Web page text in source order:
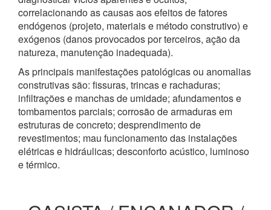
correlacionando as causas aos efeitos de fatores
endógenos (projeto, materiais e método construtivo) e
exógenos (danos provocados por terceiros, ação da
natureza, manutenção inadequada).
As principais manifestações patológicas ou anomalias
construtivas são: fissuras, trincas e rachaduras;
infiltrações e manchas de umidade; afundamentos e
tombamentos parciais; corrosão de armaduras em
estruturas de concreto; desprendimento de
revestimentos; mau funcionamento das instalações
elétricas e hidráulicas; desconforto acústico, luminoso
e térmico.